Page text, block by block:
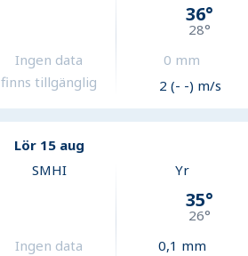
Ingen data
finns tillgänglig
36°
28°
0 mm
2 (- -) m/s
Lör 15 aug
SMHI
Ingen data
Yr
35°
26°
0,1 mm